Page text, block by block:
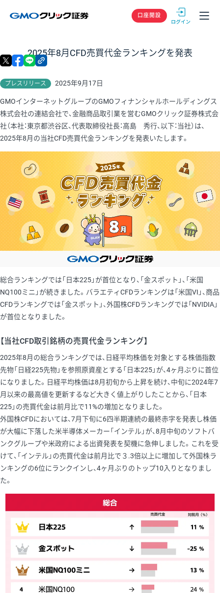
GMOクリック
口座開設
2025年8月CFD売買代金ランキングを発表
プレスリリース 2025年9月17日
X facebook
GMOインターネットグループのGMOフィナンシャルホールディングス
株式会社の連結会社で、金融商品取引業を営むGMOクリック証券株式会
社（本社：東京都渋谷区、代表取締役社長：高島 秀行、以下：当社）は、
2025年8月の当社CFD売買代金ランキングを発表いたします。
総合ランキングでは「日本225」が首位となり、「金スポット」、「米国
NQ100ミニ」が続きました。バラエティCFDランキングは「米国VI」、商品
CFDランキングでは「金スポット」、外国株CFDランキングでは「NVIDIA」
が首位となりました。
【当社CFD取引銘柄の売買代金ランキング】
2025年8月の総合ランキングでは、日経平均株価を対象とする株価指数
先物「日経225先物」を参照原資産とする「日本225」が、4ヶ月ぶりに首位
になりました。日経平均株価は8月初旬から上昇を続け、中旬に2024年7
月以来の最高値を更新するなど大きく値上がりしたことから、「日本
225」の売買代金は前月比で11%の増加となりました。
外国株CFDにおいては、7月下旬に6四半期連続の最終赤字を発表し株価
が大幅に下落した米半導体メーカー「インテル」が、8月中旬のソフトバ
ンクグループや米政府による出資発表を契機に急伸しました。これを受
けて、「インテル」の売買代金は前月比で３.3倍以上に増加して外国株ラ
ンキングの6位にランクインし、4ヶ月ぶりのトップ10入りとなりまし
た。